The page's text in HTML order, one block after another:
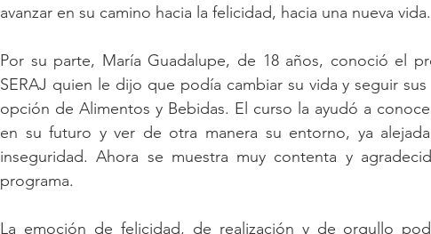
avanzar en su camino hacia la felicidad, hacia una nueva vida.
Por su parte, María Guadalupe, de 18 años, conoció el
SERAJ quien le dijo que podía cambiar su vida y seguir
opción de Alimentos y Bebidas. El curso la ayudó a
en su futuro y ver de otra manera su entorno, ya
inseguridad. Ahora se muestra muy contenta y
programa.
La emoción de felicidad, de realización y de orgullo